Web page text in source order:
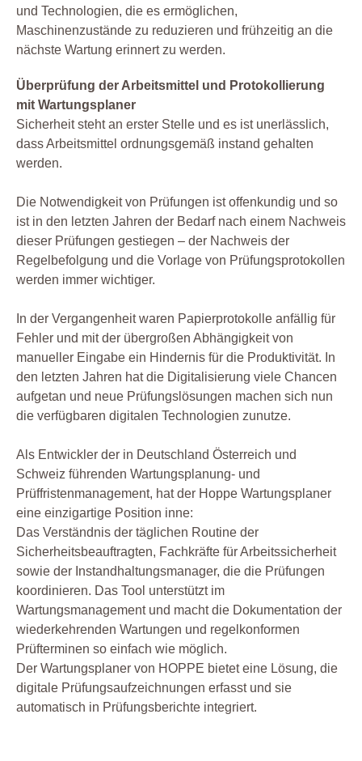
und Technologien, die es ermöglichen,
Maschinenzustände zu reduzieren und frühzeitig an die
nächste Wartung erinnert zu werden.
Überprüfung der Arbeitsmittel und Protokollierung
mit Wartungsplaner
Sicherheit steht an erster Stelle und es ist unerlässlich,
dass Arbeitsmittel ordnungsgemäß instand gehalten
werden.
Die Notwendigkeit von Prüfungen ist offenkundig und so
ist in den letzten Jahren der Bedarf nach einem Nachweis
dieser Prüfungen gestiegen – der Nachweis der
Regelbefolgung und die Vorlage von Prüfungsprotokollen
werden immer wichtiger.
In der Vergangenheit waren Papierprotokolle anfällig für
Fehler und mit der übergroßen Abhängigkeit von
manueller Eingabe ein Hindernis für die Produktivität. In
den letzten Jahren hat die Digitalisierung viele Chancen
aufgetan und neue Prüfungslösungen machen sich nun
die verfügbaren digitalen Technologien zunutze.
Als Entwickler der in Deutschland Österreich und
Schweiz führenden Wartungsplanung- und
Prüffristenmanagement, hat der Hoppe Wartungsplaner
eine einzigartige Position inne:
Das Verständnis der täglichen Routine der
Sicherheitsbeauftragten, Fachkräfte für Arbeitssicherheit
sowie der Instandhaltungsmanager, die die Prüfungen
koordinieren. Das Tool unterstützt im
Wartungsmanagement und macht die Dokumentation der
wiederkehrenden Wartungen und regelkonformen
Prüfterminen so einfach wie möglich.
Der Wartungsplaner von HOPPE bietet eine Lösung, die
digitale Prüfungsaufzeichnungen erfasst und sie
automatisch in Prüfungsberichte integriert.